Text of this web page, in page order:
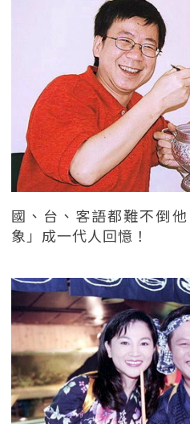
國、台、客語都難不倒
象」成一代人回憶！